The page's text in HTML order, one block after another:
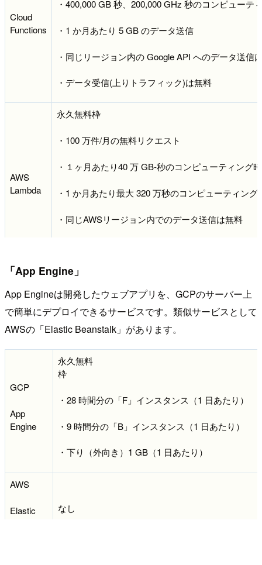
Cloud
Functions
・400,000 GB 秒、200,000 GHz 秒のコンピューテ
・1 か月あたり 5 GB のデータ送信
・同じリージョン内の Google API へのデータ送信
・データ受信(上りトラフィック)は無料
AWS
Lambda
永久無料枠
・100 万件/月の無料リクエスト
・１ヶ月あたり40 万 GB-秒のコンピューティング
・1 か月あたり最大 320 万秒のコンピューティング
・同じAWSリージョン内でのデータ送信は無料
「App Engine」
App Engineは開発したウェブアプリを、GCPのサーバー上
で簡単にデプロイできるサービスです。類似サービスとして
AWSの「Elastic Beanstalk」があります。
GCP
App
Engine
永久無料
枠
・28 時間分の「F」インスタンス（1 日あたり）
・9 時間分の「B」インスタンス（1 日あたり）
・下り（外向き）1 GB（1 日あたり）
AWS
Elastic
なし